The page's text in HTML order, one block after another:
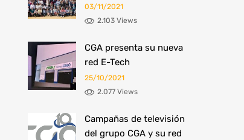
03/11/2021
2.103 Views
​CGA presenta su nueva
red E-Tech
25/10/2021
2.077 Views
Campañas de televisión
del grupo CGA y su red